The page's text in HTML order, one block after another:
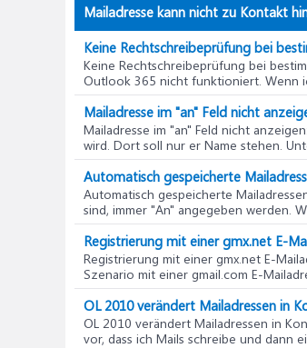
Mailadresse kann nicht zu Kontakt
Keine Rechtschreibeprüfung bei
Keine Rechtschreibeprüfung bei
Outlook 365 nicht funktioniert. Wenn
Mailadresse im "an" Feld nicht
Mailadresse im "an" Feld nicht anzeigen
wird. Dort soll nur er Name stehen.
Automatisch gespeicherte
Automatisch gespeicherte
sind, immer "An" angegeben werden.
Registrierung mit einer gmx.net E-
Registrierung mit einer gmx.net E-
Szenario mit einer gmail.com E-
OL 2010 verändert Mailadressen in
OL 2010 verändert Mailadressen in
vor, dass ich Mails schreibe und dann